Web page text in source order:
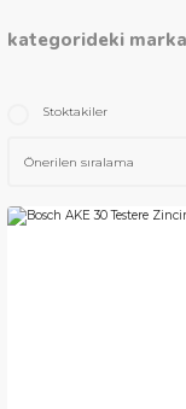
kategorideki
Stoktakiler